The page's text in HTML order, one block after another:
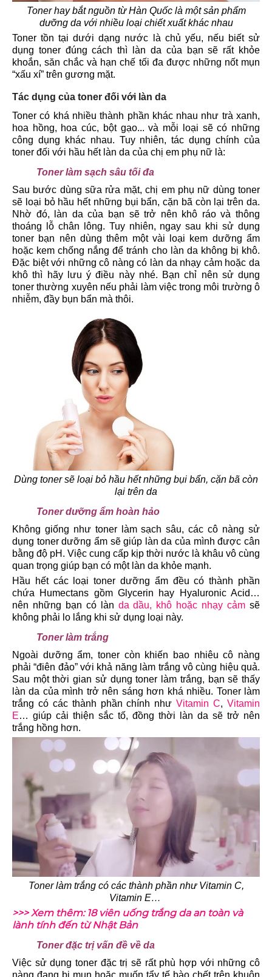
Toner hay bắt nguồn từ Hàn Quốc là một sản phẩm
dưỡng da với nhiều loại chiết xuất khác nhau
Toner tồn tại dưới dạng nước là chủ yếu, nếu biết sử
dụng toner đúng cách thì làn da của bạn sẽ rất khỏe
khoắn, săn chắc và hạn chế tối đa được những nốt mụn
“xấu xí” trên gương mặt.
Tác dụng của toner đối với làn da
Toner có khá nhiều thành phần khác nhau như trà xanh,
hoa hồng, hoa cúc, bột gạo... và mỗi loại sẽ có những
công dụng khác nhau. Tuy nhiên, tác dụng chính của
toner đối với hầu hết làn da của chị em phụ nữ là:
Toner làm sạch sâu tối đa
Sau bước dùng sữa rửa mặt, chị em phụ nữ dùng toner
sẽ loại bỏ hầu hết những bụi bẩn, cặn bã còn lại trên da.
Nhờ đó, làn da của bạn sẽ trở nên khô ráo và thông
thoáng lỗ chân lông. Tuy nhiên, ngay sau khi sử dụng
toner bạn nên dùng thêm một vài loại kem dưỡng ẩm
hoặc kem chống nắng để tránh cho làn da không bị khô.
Đặc biệt với những cô nàng có làn da nhạy cảm hoặc da
khô thì hãy lưu ý điều này nhé. Bạn chỉ nên sử dụng
toner thường xuyên nếu phải làm việc trong môi trường ô
nhiễm, đầy bụn bẩn mà thôi.
Dùng toner sẽ loại bỏ hầu hết những bụi bẩn, cặn bã còn
lại trên da
Toner dưỡng ẩm hoàn hảo
Không giống như toner làm sạch sâu, các cô nàng sử
dụng toner dưỡng ẩm sẽ giúp làn da của mình được cân
bằng độ pH. Việc cung cấp kịp thời nước là khâu vô cùng
quan trọng giúp bạn có một làn da khỏe mạnh.
Hầu hết các loại toner dưỡng ẩm đều có thành phần
chứa Humectans gồm Glycerin hay Hyaluronic Acid…
nên những bạn có làn da dầu, khô hoặc nhạy cảm sẽ
không phải lo lắng khi sử dụng loại này.
Toner làm trắng
Ngoài dưỡng ẩm, toner còn khiến bao nhiêu cô nàng
phải “điên đảo” với khả năng làm trắng vô cùng hiệu quả.
Sau một thời gian sử dụng toner làm trắng, bạn sẽ thấy
làn da của mình trở nên sáng hơn khá nhiều. Toner làm
trắng có các thành phần chính nhưVitamin C,Vitamin
E… giúp cải thiện sắc tố, đồng thời làn da sẽ trở nên
trắng hồng hơn.
Toner làm trắng có các thành phần như Vitamin C,
Vitamin E…
>>> Xem thêm: 18 viên uống trắng da an toàn và
lành tính đến từ Nhật Bản
Toner đặc trị vấn đề về da
Việc sử dụng toner đặc trị sẽ rất phù hợp với những cô
nàng đang bị mụn hoặc muốn tẩy tế bào chết trên khuôn